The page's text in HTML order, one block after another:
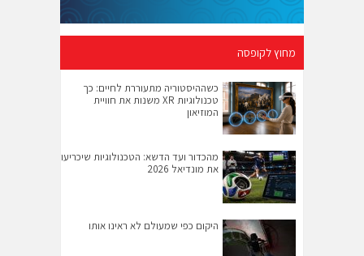
מחוץ לקופסה
כשההיסטוריה מתעוררת לחיים: כך
טכנולוגיות XR משנות את חוויית
המוזיאון
מהכדור ועד הדשא: הטכנולוגיות שיכריעו
את מונדיאל 2026
היקום כפי שמעולם לא ראינו אותו